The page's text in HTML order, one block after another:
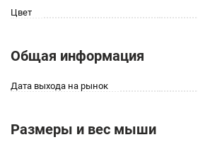
Цвет
Общая информация
Дата выхода на рынок
Размеры и вес мыши